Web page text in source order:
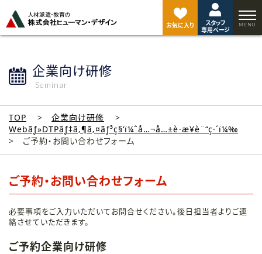
お気に入り
スタッフ
専用ページ
企業向け研修
Seminar
TOP
企業向け研修
Webãƒ»DTPãƒ‡ã‚¶ã‚¤ãƒ³ç§‘ï¼ˆå…¬å…±è·æ¥­è¨“ç·´ï¼‰
ご予約・お問い合わせフォーム
ご予約・お問い合わせフォーム
必要事項をご入力いただいてお問合せください。後日担当者よりご連
絡させていただきます。
ご予約企業向け研修
ジ
ト